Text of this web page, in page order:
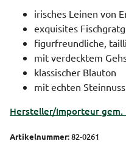
irisches Leinen von
exquisites
figurfreundliche,
mit verdecktem
klassischer Blauton
mit echten
Hersteller/Importeur
Artikelnummer:82-0261